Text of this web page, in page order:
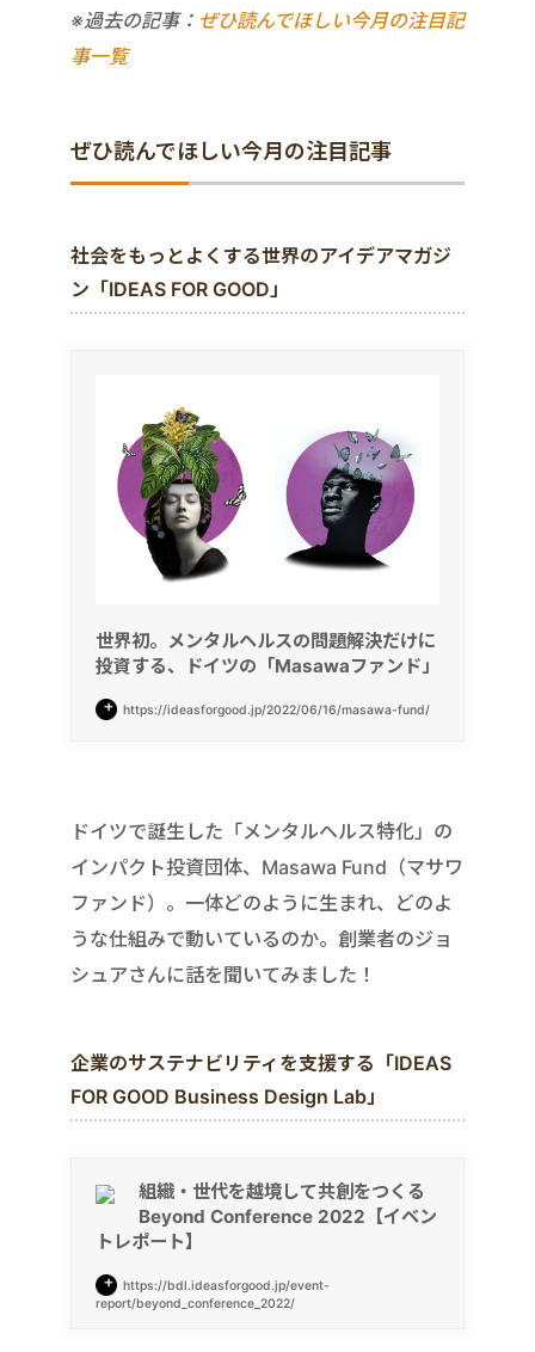
※過去の記事： ぜひ読んでほしい今月の注目記
事一覧
ぜひ読んでほしい今月の注目記事
社会をもっとよくする世界のアイデアマガジ
ン「IDEAS FOR GOOD」
世界初。メンタルヘルスの問題解決だけに
投資する、ドイツの「Masawaファンド」
https://ideasforgood.jp/2022/06/16/masawa-fund/
ドイツで誕生した「メンタルヘルス特化」の
インパクト投資団体、Masawa Fund（マサワ
ファンド）。一体どのように生まれ、どのよ
うな仕組みで動いているのか。創業者のジョ
シュアさんに話を聞いてみました！
企業のサステナビリティを支援する「IDEAS
FOR GOOD Business Design Lab」
組織・世代を越境して共創をつくる
Beyond Conference 2022【イベン
トレポート】
https://bdl.ideasforgood.jp/event-
report/beyond_conference_2022/